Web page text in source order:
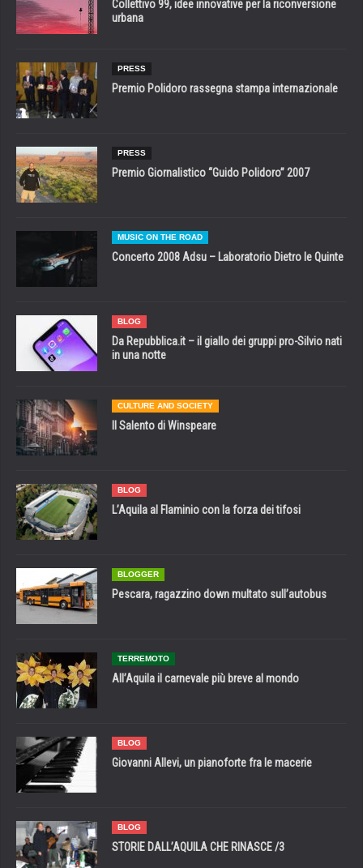
Collettivo 99, idee innovative per la riconversione
urbana
PRESS
Premio Polidoro rassegna stampa internazionale
PRESS
Premio Giornalistico “Guido Polidoro” 2007
MUSIC ON THE ROAD
Concerto 2008 Adsu – Laboratorio Dietro le Quinte
BLOG
Da Repubblica.it – il giallo dei gruppi pro-Silvio nati
in una notte
CULTURE AND SOCIETY
Il Salento di Winspeare
BLOG
L’Aquila al Flaminio con la forza dei tifosi
BLOGGER
Pescara, ragazzino down multato sull’autobus
TERREMOTO
All’Aquila il carnevale più breve al mondo
BLOG
Giovanni Allevi, un pianoforte fra le macerie
BLOG
STORIE DALL’AQUILA CHE RINASCE /3